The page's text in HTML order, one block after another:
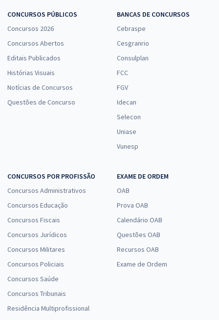
CONCURSOS PÚBLICOS
Concursos 2026
Concursos Abertos
Editais Publicados
Histórias Visuais
Notícias de Concursos
Questões de Concurso
BANCAS DE CONCURSOS
Cebraspe
Cesgranrio
Consulplan
FCC
FGV
Idecan
Selecon
Uniase
Vunesp
CONCURSOS POR PROFISSÃO
Concursos Administrativos
Concursos Educação
Concursos Fiscais
Concursos Jurídicos
Concursos Militares
Concursos Policiais
Concursos Saúde
Concursos Tribunais
Residência Multiprofissional
EXAME DE ORDEM
OAB
Prova OAB
Calendário OAB
Questões OAB
Recursos OAB
Exame de Ordem